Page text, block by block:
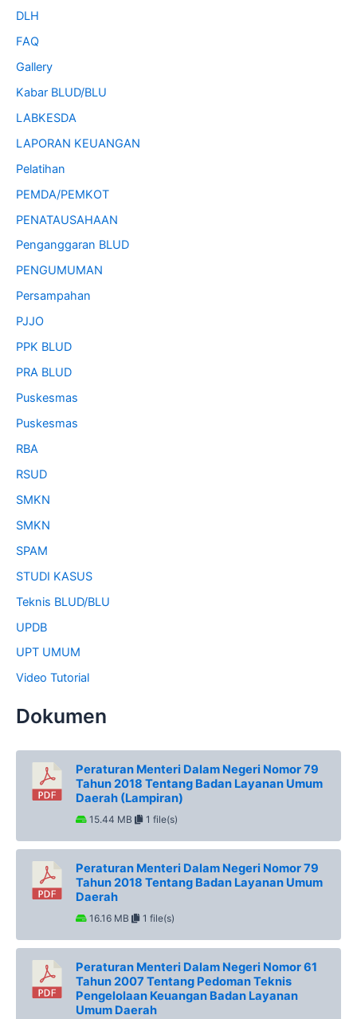
DLH
FAQ
Gallery
Kabar BLUD/BLU
LABKESDA
LAPORAN KEUANGAN
Pelatihan
PEMDA/PEMKOT
PENATAUSAHAAN
Penganggaran BLUD
PENGUMUMAN
Persampahan
PJJO
PPK BLUD
PRA BLUD
Puskesmas
Puskesmas
RBA
RSUD
SMKN
SMKN
SPAM
STUDI KASUS
Teknis BLUD/BLU
UPDB
UPT UMUM
Video Tutorial
Dokumen
Peraturan Menteri Dalam Negeri Nomor 79
Tahun 2018 Tentang Badan Layanan Umum
Daerah (Lampiran)
15.44 MB 1 file(s)
Peraturan Menteri Dalam Negeri Nomor 79
Tahun 2018 Tentang Badan Layanan Umum
Daerah
16.16 MB 1 file(s)
Peraturan Menteri Dalam Negeri Nomor 61
Tahun 2007 Tentang Pedoman Teknis
Pengelolaan Keuangan Badan Layanan
Umum Daerah